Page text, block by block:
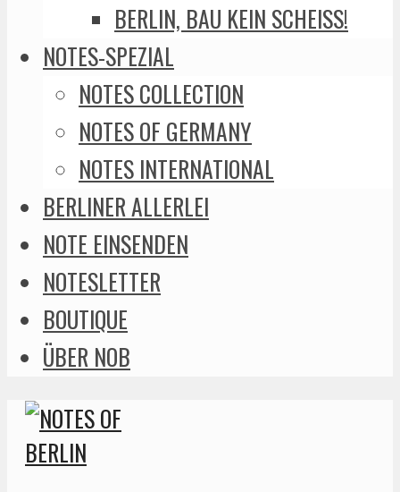
BERLIN, BAU KEIN SCHEISS!
NOTES-SPEZIAL
NOTES COLLECTION
NOTES OF GERMANY
NOTES INTERNATIONAL
BERLINER ALLERLEI
NOTE EINSENDEN
NOTESLETTER
BOUTIQUE
ÜBER NOB